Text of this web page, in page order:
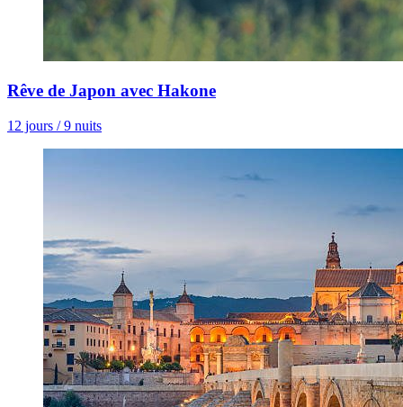
Rêve de Japon avec Hakone
12 jours / 9 nuits